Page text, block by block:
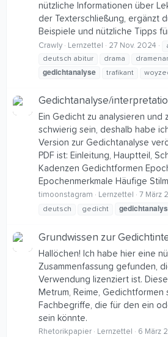
nützliche Informationen über
der Texterschließung, ergänzt
Beispiele und nützliche Tipps
Crawly Lernzettel 27 Nov. 2024
deutsch abitur
drama
gedichtanalyse trafikant
Gedichtanalyse/
Ein Gedicht zu analysieren und
schwierig sein, deshalb habe
Version zur Gedichtanalyse
PDF ist: Einleitung, Hauptteil,
Kadenzen Gedichtformen
Epochenmerkmale Häufige
timoonstagram Lernzettel 7 März
deutsch
gedicht
Grundwissen zur
Hallöchen! Ich habe hier eine
Zusammenfassung gefunden,
Verwendung lizenziert ist.
Metrum, Reime,
Fachbegriffe, die für den ein
sein könnte.
Rhetorikpapier Lernzettel 6 März